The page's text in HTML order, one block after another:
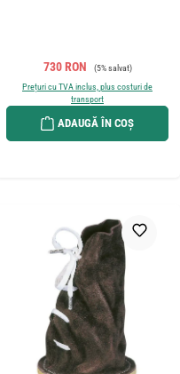
Preț de vânzare:
730 RON Preț obișnuit:
(5% salvat)
Prețuri cu TVA inclus, plus costuri de
transport
ADAUGĂ ÎN COȘ